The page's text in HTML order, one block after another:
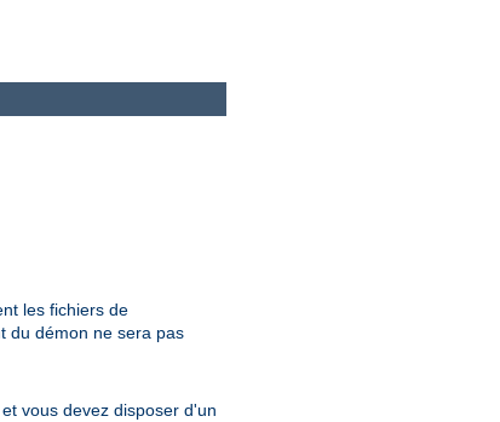
les fichiers de
du démon ne sera pas
vous devez disposer d'un